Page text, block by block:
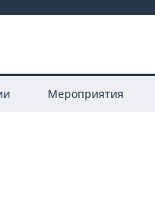
Мероприятия